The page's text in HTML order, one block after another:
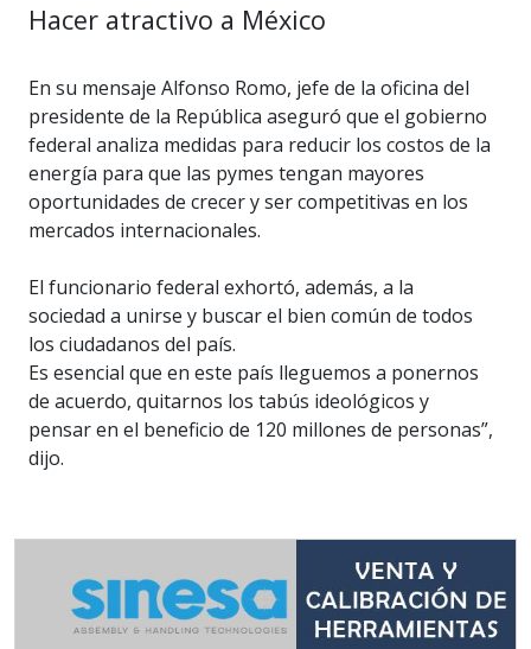
Hacer atractivo a México
En su mensaje Alfonso Romo, jefe de la oficina del
presidente de la República aseguró que el gobierno
federal analiza medidas para reducir los costos de la
energía para que las pymes tengan mayores
oportunidades de crecer y ser competitivas en los
mercados internacionales.
El funcionario federal exhortó, además, a la
sociedad a unirse y buscar el bien común de todos
los ciudadanos del país.
Es esencial que en este país lleguemos a ponernos
de acuerdo, quitarnos los tabús ideológicos y
pensar en el beneficio de 120 millones de personas”,
dijo.